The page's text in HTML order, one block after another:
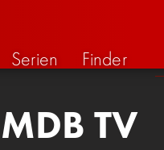
Serien Finder
TV